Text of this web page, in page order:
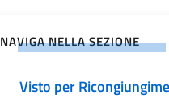
NAVIGA NELLA SEZIONE
Visto per